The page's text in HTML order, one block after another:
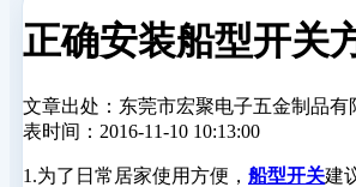
正确安装船型开关
文章出处：东莞市宏聚电子五金制品有
表时间：2016-11-10 10:13:00
1.为了日常居家使用方便， 船型开关建